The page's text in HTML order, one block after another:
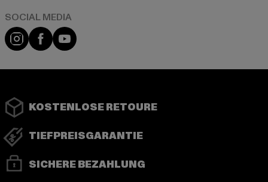
Instagram
FacebookYouTube
KOSTENLOSE RETOURE
TIEFPREISGARANTIE
SICHERE BEZAHLUNG